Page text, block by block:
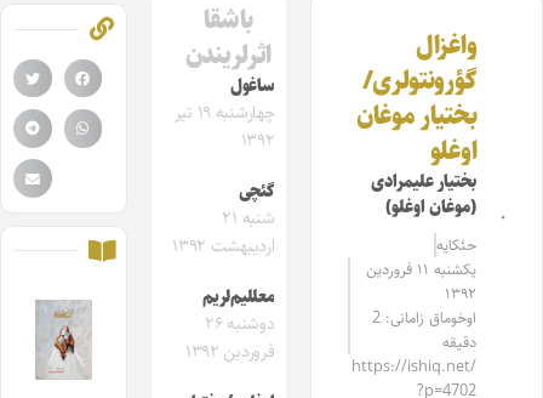
واغزال
گؤرونتولری/
بختیار موغان
اوغلو
بختیار علیمرادی
(موغان اوغلو)
حئکایه
یکشنبه ۱۱ فروردین
۱۳۹۲
اوخوماق زامانی: 2
دقیقه
https://ishiq.net/
?p=4702
باشقا
اثرلریندن
ساغول
چهارشنبه ۱۹ تیر
۱۳۹۲
گئچی
شنبه ۲۱
اردیبهشت ۱۳۹۲
معللیم‌لریم
دوشنبه ۲۶
فروردین ۱۳۹۲